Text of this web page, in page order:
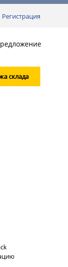
Регистрация
склада